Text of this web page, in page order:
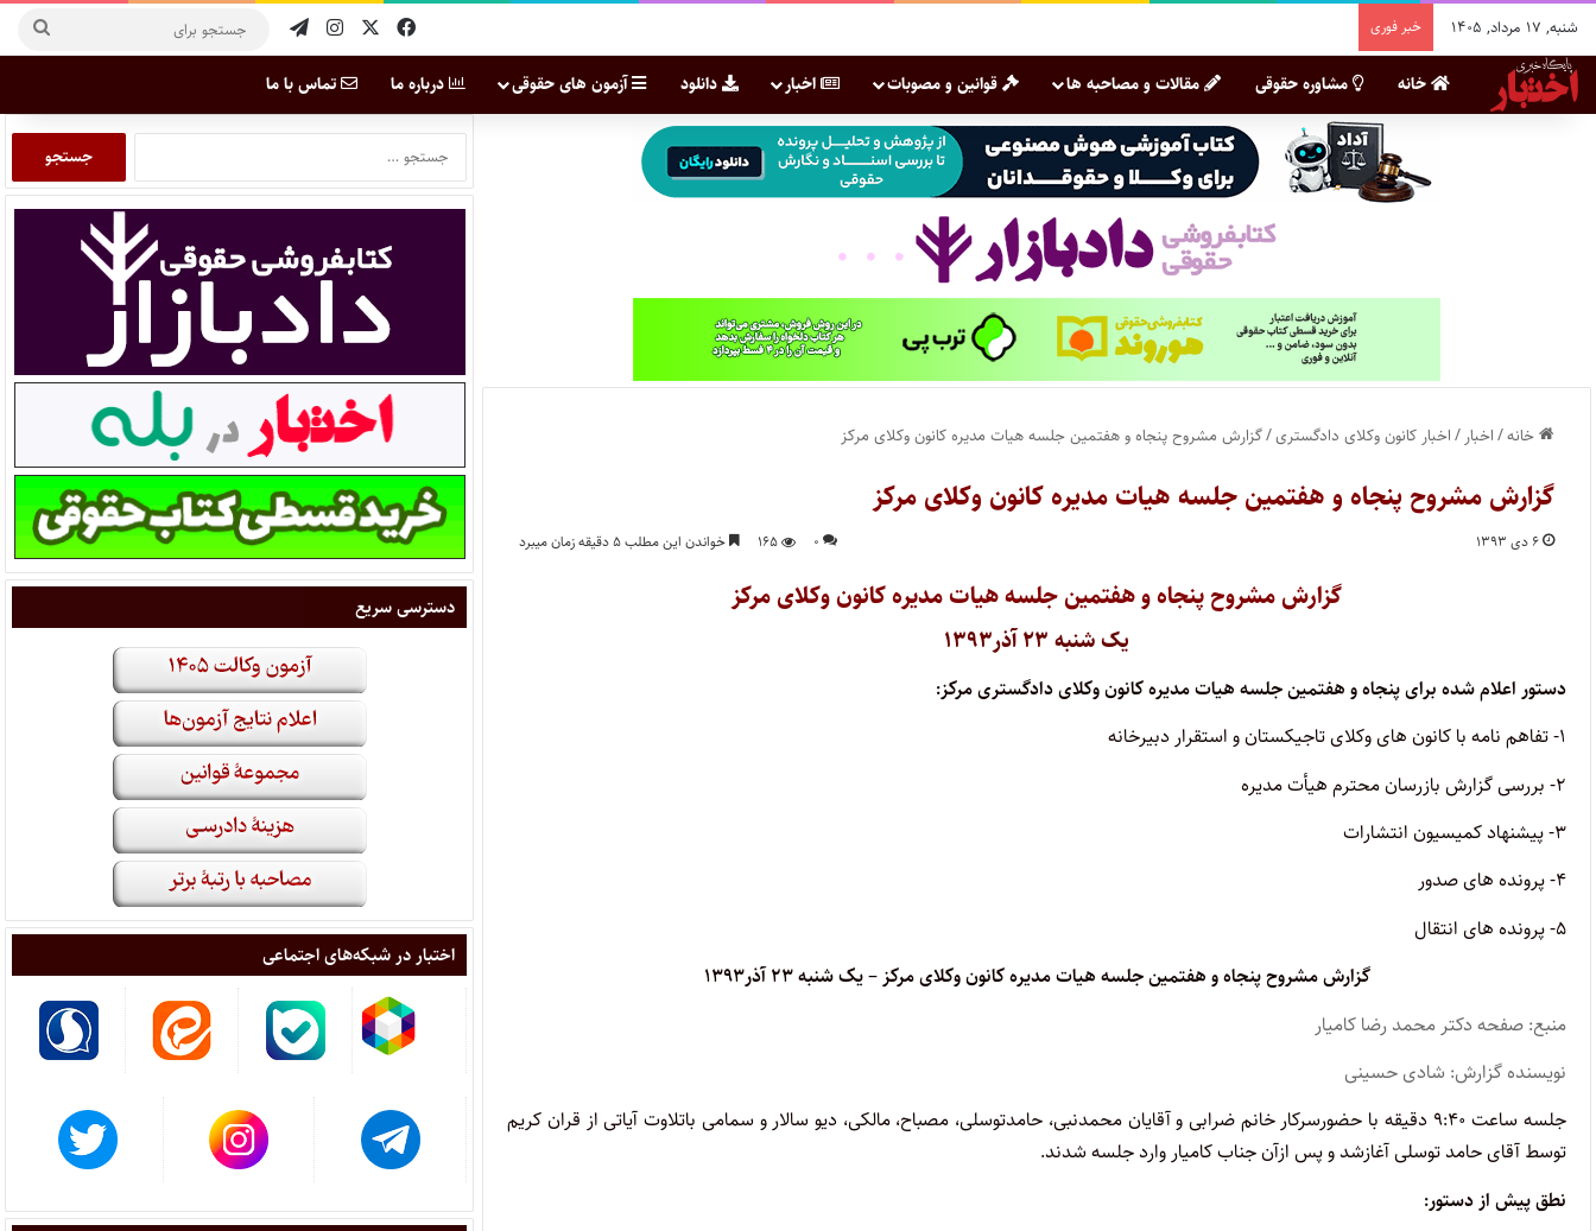
شنبه, ۱۷ مرداد, ۱۴۰۵ خبر فوری
خانه مشاوره حقوقی مقالات و مصاحبه ها قوانین و مصوبات اخبار دانلود آزمون های حقوقی درباره ما تماس با ما
خانه/اخبار /اخبار کانون وکلای دادگستری/گزارش مشروح پنجاه و هفتمین جلسه هیات مدیره کانون وکلای مرکز
گزارش مشروح پنجاه و هفتمین جلسه هیات مدیره کانون وکلای مرکز
۶ دی ۱۳۹۳ ۰ ۱۶۵ خواندن این مطلب ۵ دقیقه زمان میبرد
گزارش مشروح پنجاه و هفتمین جلسه هیات مدیره کانون وکلای مرکز
یک شنبه ۲۳ آذر۱۳۹۳
دستور اعلام شده برای پنجاه و هفتمین جلسه هیات مدیره کانون وکلای دادگستری مرکز:
۱- تفاهم نامه با کانون های وکلای تاجیکستان و استقرار دبیرخانه
۲- بررسی گزارش بازرسان محترم هیأت مدیره
۳- پیشنهاد کمیسیون انتشارات
۴- پرونده های صدور
۵- پرونده های انتقال
گزارش مشروح پنجاه و هفتمین جلسه هیات مدیره کانون وکلای مرکز–یک شنبه ۲۳ آذر۱۳۹۳
منبع: صفحه دکتر محمد رضا کامیار
نویسنده گزارش: شادی حسینی
جلسه ساعت ۹:۴۰ دقیقه با حضورسرکار خانم ضرابی و آقایان محمدنبی، حامدتوسلی، مصباح، مالکی، دیو سالار و سمامی باتلاوت آیاتی از قران کریم
توسط آقای حامد توسلی آغازشد و پس ازآن جناب کامیار وارد جلسه شدند.
نطق پیش از دستور:
دسترسی سریع
اختبار در شبکه‌های اجتماعی